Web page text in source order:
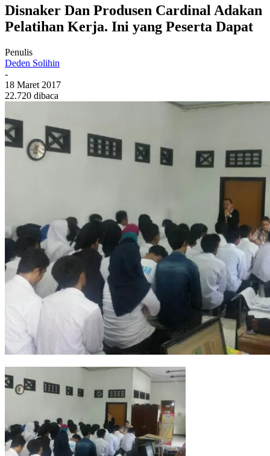
Disnaker Dan Produsen Cardinal Adakan
Pelatihan Kerja. Ini yang Peserta Dapat
Penulis
Deden Solihin
-
18 Maret 2017
22.720 dibaca